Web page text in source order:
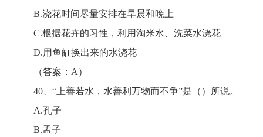
B.浇花时间尽量安排在早晨和晚上
C.根据花卉的习性，利用淘米水、洗菜水浇花
D.用鱼缸换出来的水浇花
（答案：A）
40、“上善若水，水善利万物而不争”是（）所说。
A.孔子
B.孟子